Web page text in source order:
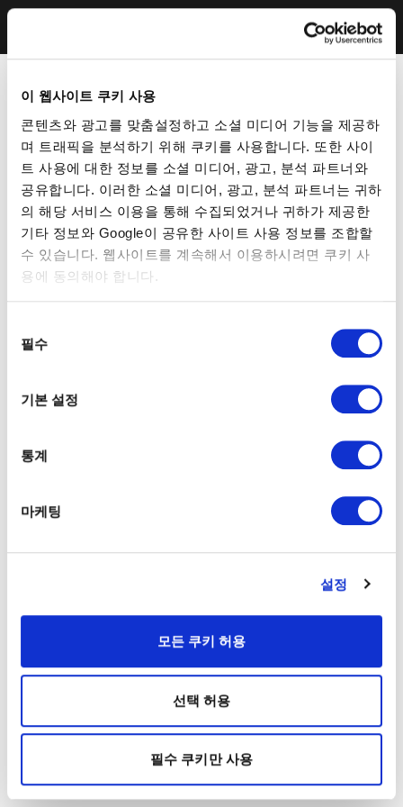
이 웹사이트 쿠키 사용
콘텐츠와 광고를 맞춤설정하고 소셜 미디어 기능을 제공하
며 트래픽을 분석하기 위해 쿠키를 사용합니다. 또한 사이
트 사용에 대한 정보를 소셜 미디어, 광고, 분석 파트너와
공유합니다. 이러한 소셜 미디어, 광고, 분석 파트너는 귀하
의 해당 서비스 이용을 통해 수집되었거나 귀하가 제공한
기타 정보와 Google이 공유한 사이트 사용 정보를 조합할
수 있습니다. 웹사이트를 계속해서 이용하시려면 쿠키 사
용에 동의해야 합니다.
필수
기본 설정
통계
마케팅
설정
모든 쿠키 허용
선택 허용
필수 쿠키만 사용